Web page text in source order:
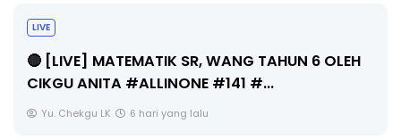
Sejarah Tingkatan 4
Unknown 6 hari yang lalu